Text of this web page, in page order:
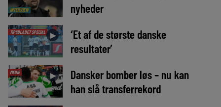
INTERVIEW
nyheder
TIPSBLADET SPECIAL ►
‘Et af de største danske
resultater’
MEDIE ►
Dansker bomber løs – nu kan
han slå transferrekord